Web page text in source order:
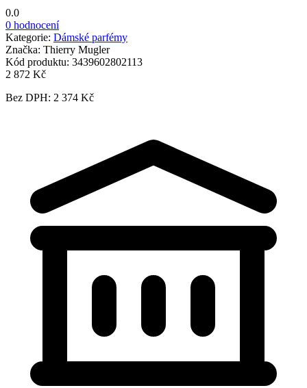
0.0
0 hodnocení
Kategorie: Dámské parfémy
Značka: Thierry Mugler
Kód produktu: 3439602802113
2 872 Kč
Bez DPH: 2 374 Kč